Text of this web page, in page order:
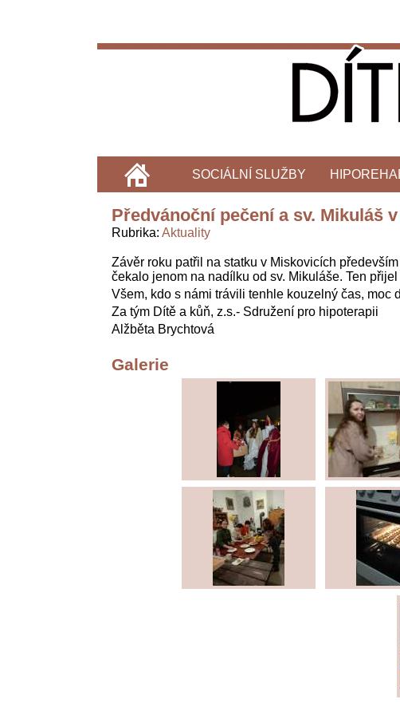
SOCIÁLNÍ SLUŽBY
Předvánoční pečení a sv. Mikuláš
Rubrika Aktuality
Závěr roku patřil na statku v Miskovicích
čekalo jenom na nadílku od sv. Mikuláše. Ten
Všem, kdo s námi trávili tenhle kouzelný čas, moc
Za tým Dítě a kůň, z.s.- Sdružení pro hipoterapii
Alžběta Brychtová
Galerie